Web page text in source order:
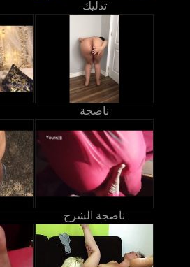
تدليك
ناضجة
ناضجة الشرج